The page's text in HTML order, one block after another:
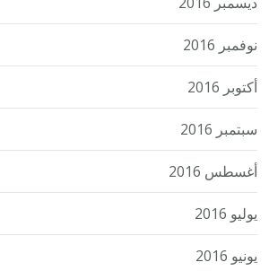
نوفمبر 2016
أكتوبر 2016
سبتمبر 2016
أغسطس 2016
يوليو 2016
يونيو 2016